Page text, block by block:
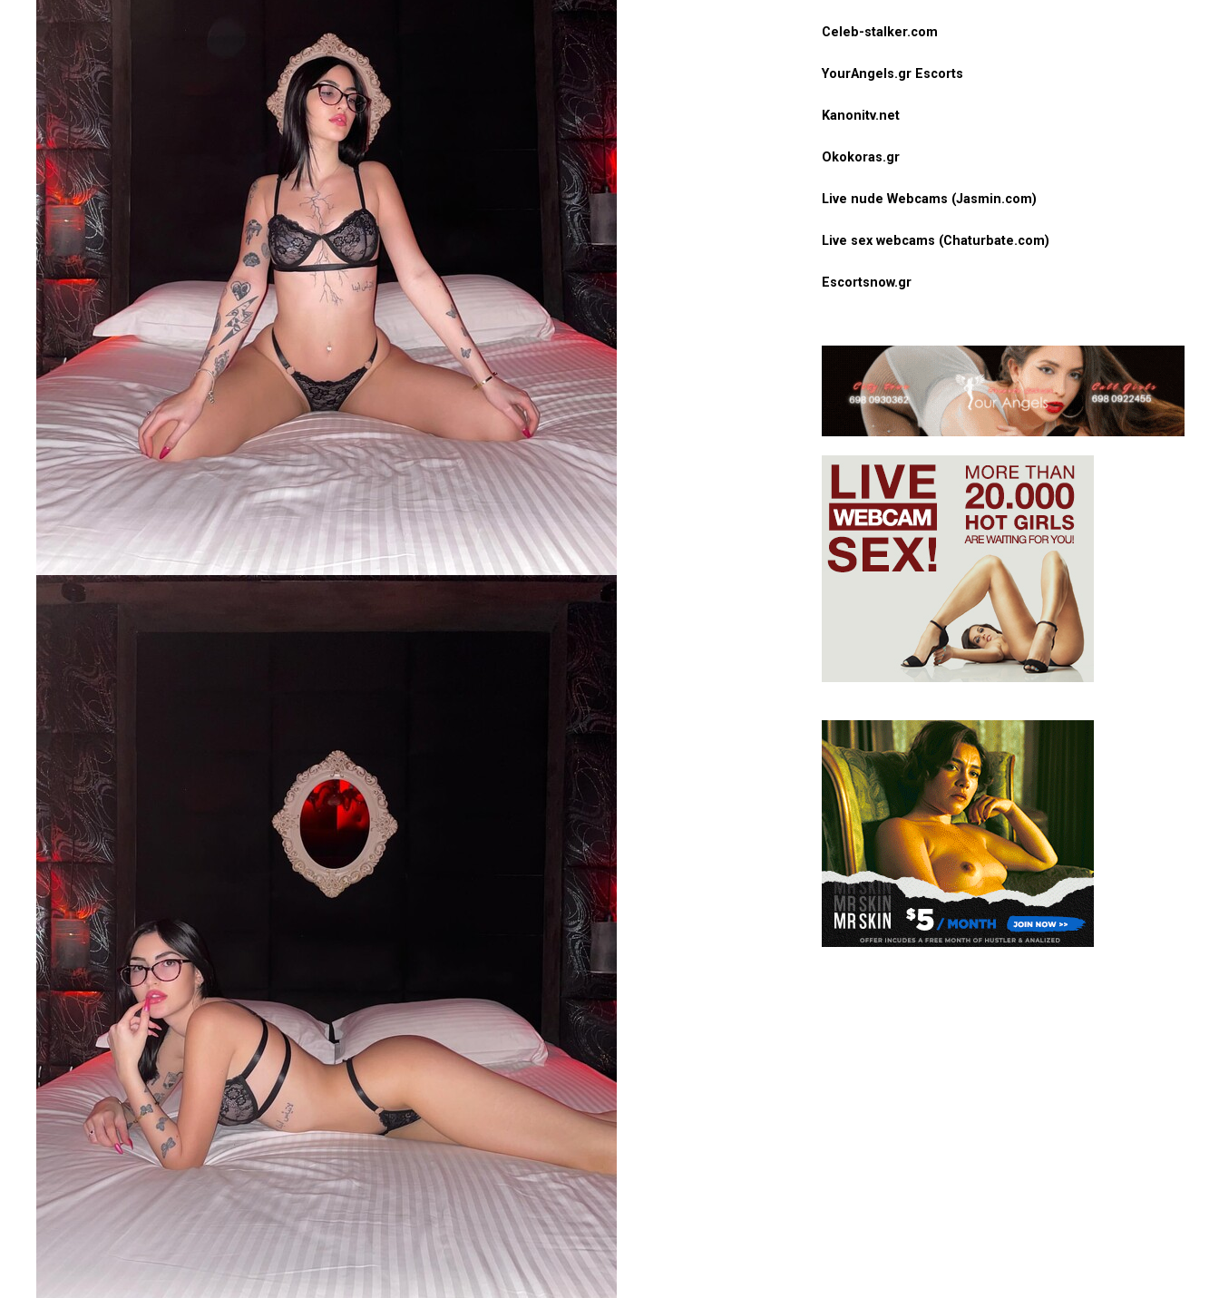
Celeb-stalker.com
YourAngels.gr Escorts
Kanonitv.net
Okokoras.gr
Live nude Webcams (Jasmin.com)
Live sex webcams (Chaturbate.com)
Escortsnow.gr